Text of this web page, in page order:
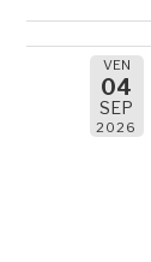
VEN
04
SEP
2026